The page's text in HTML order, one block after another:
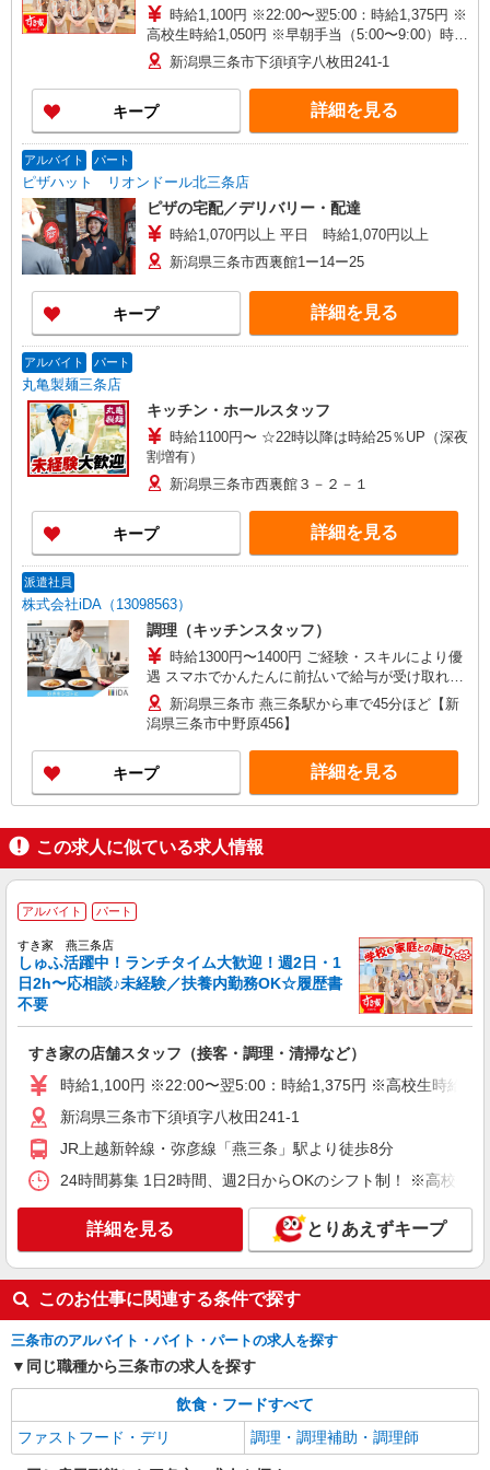
時給1,100円 ※22:00〜翌5:00：時給1,375円 ※
高校生時給1,050円 ※早朝手当（5:00〜9:00）時給
＋150円
新潟県三条市下須頃字八枚田241-1
キープ 詳細を見る
アルバイト パート
ピザハット リオンドール北三条店
ピザの宅配／デリバリー・配達
時給1,070円以上 平日 時給1,070円以上
新潟県三条市西裏館1ー14ー25
キープ 詳細を見る
アルバイト パート
丸亀製麺三条店
キッチン・ホールスタッフ
時給1100円〜 ☆22時以降は時給25％UP（深夜
割増有）
新潟県三条市西裏館３－２－１
キープ 詳細を見る
派遣社員
株式会社iDA（13098563）
調理（キッチンスタッフ）
時給1300円〜1400円 ご経験・スキルにより優
遇 スマホでかんたんに前払いで給与が受け取れま
す（※上限、条件あり） マイカー通勤OK・ガソ
リン代支給あり
新潟県三条市 燕三条駅から車で45分ほど【新
潟県三条市中野原456】
キープ 詳細を見る
この求人に似ている求人情報
アルバイト パート
すき家 燕三条店
しゅふ活躍中！ランチタイム大歓迎！週2日・1
日2h〜応相談♪未経験／扶養内勤務OK☆履歴書
不要
すき家の店舗スタッフ（接客・調理・清掃など）
時給1,100円 ※22:00〜翌5:00：時給1,375円 ※高校生時給
新潟県三条市下須頃字八枚田241-1
JR上越新幹線・弥彦線「燕三条」駅より徒歩8分
24時間募集 1日2時間、週2日からOKのシフト制！ ※高校生
詳細を見る とりあえずキープ
このお仕事に関連する条件で探す
三条市のアルバイト・バイト・パートの求人を探す
同じ職種から三条市の求人を探す
飲食・フードすべて
ファストフード・デリ
調理・調理補助・調理師